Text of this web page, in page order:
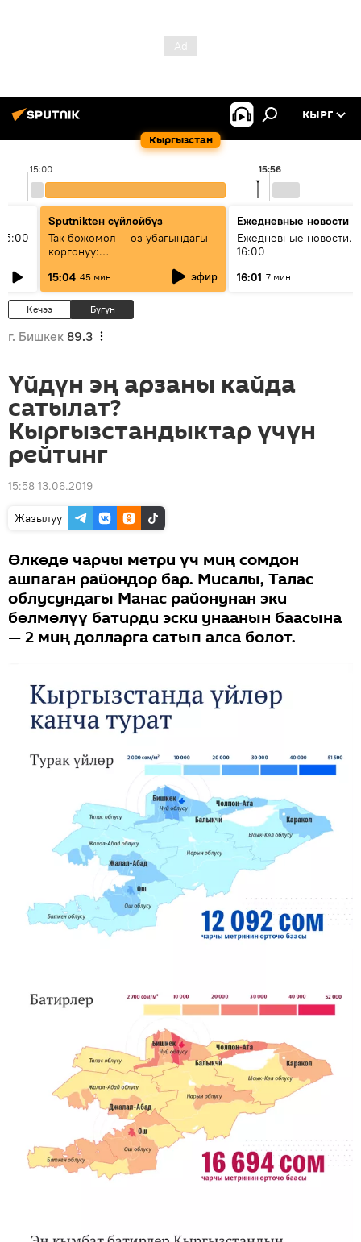
Кыргызстан
КЫРГ
15:00 15:56
Sputnikteн сүйлөйбүз
Так божомол — өз убагындагы
коргонуу:
гидрометеорологиялык кызмат
кантип өркүндөтүлүүдө
15:04 45 мин эфир
Ежедневные новости
Ежедневные новости.
16:00
16:01 7 мин
Кечээ Бүгүн
г. Бишкек 89.3
Үйдүн эң арзаны кайда
сатылат?
Кыргызстандыктар үчүн
рейтинг
15:58 13.06.2019
Жазылуу
Өлкөдө чарчы метри үч миң сомдон
ашпаган райондор бар. Мисалы, Талас
облусундагы Манас районунан эки
бөлмөлүү батирди эски унаанын баасына
— 2 миң долларга сатып алса болот.